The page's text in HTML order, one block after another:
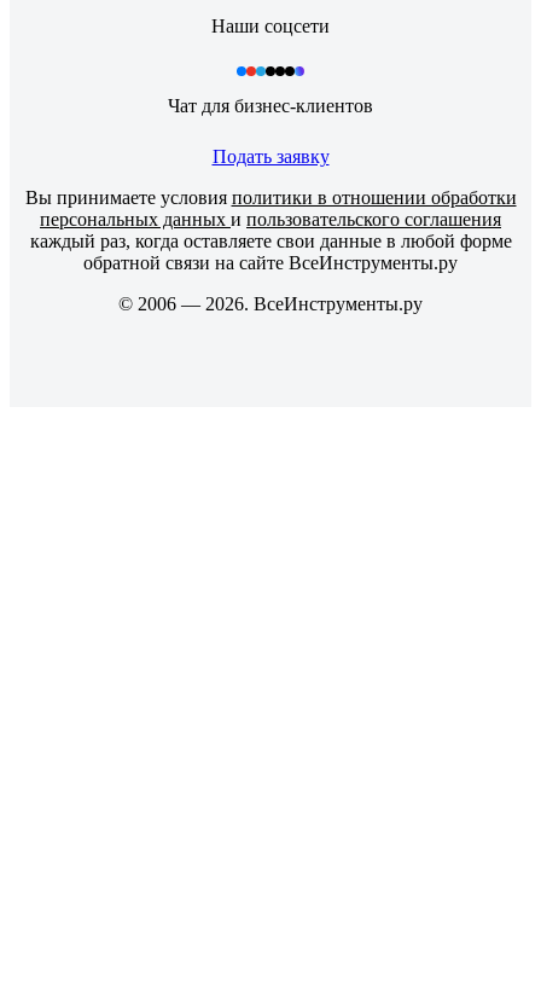
Наши соцсети
Чат для бизнес-клиентов
Подать заявку
Вы принимаете условия политики в отношении обработки
персональных данных и пользовательского соглашения
каждый раз, когда оставляете свои данные в любой форме
обратной связи на сайте ВсеИнструменты.ру
© 2006 — 2026. ВсеИнструменты.ру